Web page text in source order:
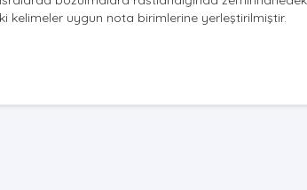
kelimeler uygun nota birimlerine yerleştirilmiştir.